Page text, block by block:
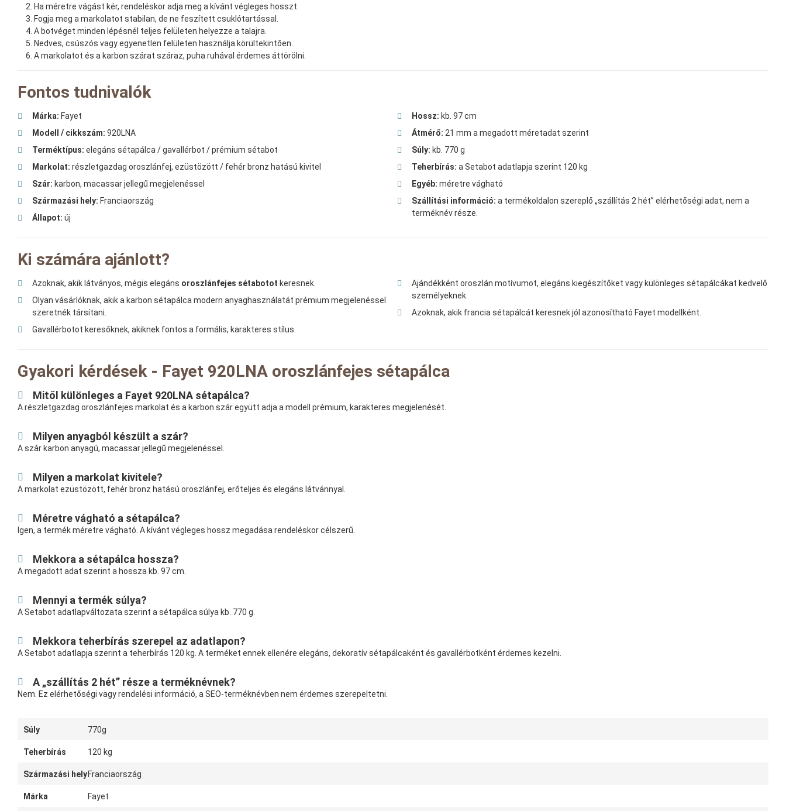
Ha méretre vágást kér, rendeléskor adja meg a kívánt végleges hosszt.
Fogja meg a markolatot stabilan, de ne feszített csuklótartással.
A botvéget minden lépésnél teljes felületen helyezze a talajra.
Nedves, csúszós vagy egyenetlen felületen használja körültekintően.
A markolatot és a karbon szárat száraz, puha ruhával érdemes áttörölni.
Fontos tudnivalók
Márka: Fayet
Modell / cikkszám: 920LNA
Terméktípus: elegáns sétapálca / gavallérbot / prémium sétabot
Markolat: részletgazdag oroszlánfej, ezüstözött / fehér bronz hatású kivitel
Szár: karbon, macassar jellegű megjelenéssel
Származási hely: Franciaország
Állapot: új
Hossz: kb. 97 cm
Átmérő: 21 mm a megadott méretadat szerint
Súly: kb. 770 g
Teherbírás: a Setabot adatlapja szerint 120 kg
Egyéb: méretre vágható
Szállítási információ: a termékoldalon szereplő „szállítás 2 hét” elérhetőségi adat, nem a
terméknév része.
Ki számára ajánlott?
Azoknak, akik látványos, mégis elegáns oroszlánfejes sétabotot keresnek.
Olyan vásárlóknak, akik a karbon sétapálca modern anyaghasználatát prémium megjelenéssel
szeretnék társítani.
Gavallérbotot keresőknek, akiknek fontos a formális, karakteres stílus.
Ajándékként oroszlán motívumot, elegáns kiegészítőket vagy különleges sétapálcákat kedvelő
személyeknek.
Azoknak, akik francia sétapálcát keresnek jól azonosítható Fayet modellként.
Gyakori kérdések - Fayet 920LNA oroszlánfejes sétapálca
Mitől különleges a Fayet 920LNA sétapálca?
A részletgazdag oroszlánfejes markolat és a karbon szár együtt adja a modell prémium, karakteres megjelenését.
Milyen anyagból készült a szár?
A szár karbon anyagú, macassar jellegű megjelenéssel.
Milyen a markolat kivitele?
A markolat ezüstözött, fehér bronz hatású oroszlánfej, erőteljes és elegáns látvánnyal.
Méretre vágható a sétapálca?
Igen, a termék méretre vágható. A kívánt végleges hossz megadása rendeléskor célszerű.
Mekkora a sétapálca hossza?
A megadott adat szerint a hossza kb. 97 cm.
Mennyi a termék súlya?
A Setabot adatlapváltozata szerint a sétapálca súlya kb. 770 g.
Mekkora teherbírás szerepel az adatlapon?
A Setabot adatlapja szerint a teherbírás 120 kg. A terméket ennek ellenére elegáns, dekoratív sétapálcaként és gavallérbotként érdemes kezelni.
A „szállítás 2 hét” része a terméknévnek?
Nem. Ez elérhetőségi vagy rendelési információ, a SEO-terméknévben nem érdemes szerepeltetni.
Súly 770g
Teherbírás 120 kg
Származási helyFranciaország
Márka Fayet